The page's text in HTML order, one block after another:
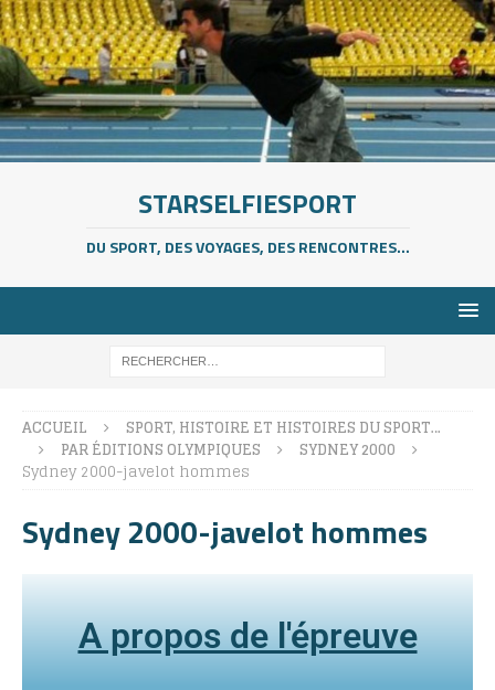
STARSELFIESPORT
DU SPORT, DES VOYAGES, DES RENCONTRES...
ACCUEIL
SPORT, HISTOIRE ET HISTOIRES DU SPORT…
PAR ÉDITIONS OLYMPIQUES
SYDNEY 2000
Sydney 2000-javelot hommes
Sydney 2000-javelot hommes
A propos de l'épreuve